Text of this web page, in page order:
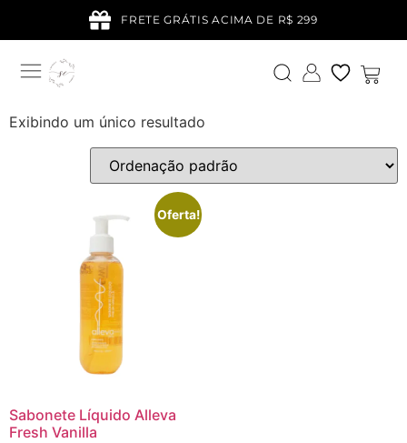
FRETE GRÁTIS ACIMA DE R$ 299
Exibindo um único resultado
Oferta!
Sabonete Líquido Alleva
Fresh Vanilla